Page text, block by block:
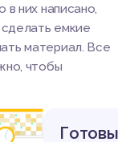
в них написано,
емкие
материал. Все
чтобы